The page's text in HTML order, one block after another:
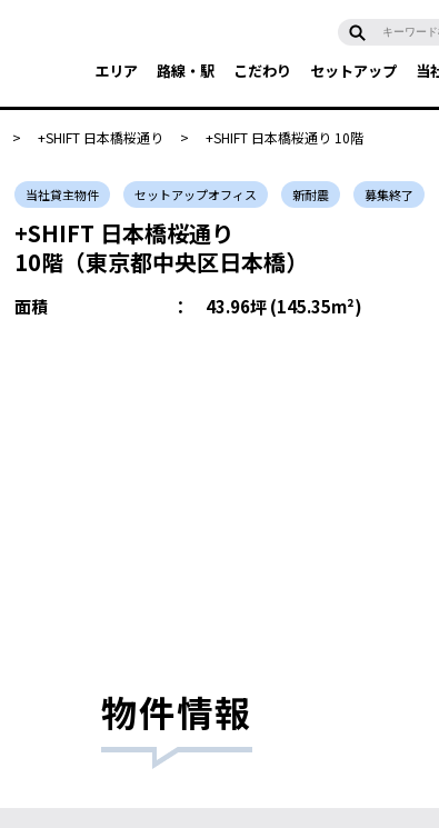
エリア 路線・駅 こだわり セットアップ 当
> +SHIFT 日本橋桜通り > +SHIFT 日本橋桜通り 10階
当社貸主物件 セットアップオフィス 新耐震 募集終了
+SHIFT 日本橋桜通り
10階（東京都中央区日本橋）
面積 ： 43.96坪 (145.35m²)
物件情報